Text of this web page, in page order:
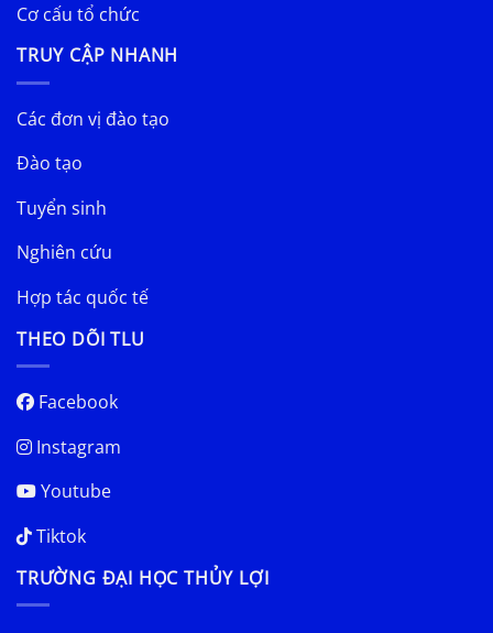
Cơ cấu tổ chức
TRUY CẬP NHANH
Các đơn vị đào tạo
Đào tạo
Tuyển sinh
Nghiên cứu
Hợp tác quốc tế
THEO DÕI TLU
Facebook
Instagram
Youtube
Tiktok
TRƯỜNG ĐẠI HỌC THỦY LỢI